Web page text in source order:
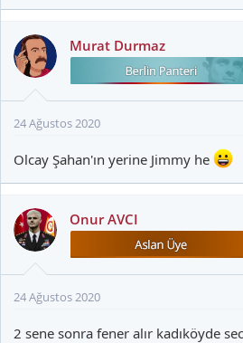
Murat Durmaz
24 Ağustos 2020
Olcay Şahan'ın yerine Jimmy he
Onur AVCI
24 Ağustos 2020
2 sene sonra fener alır kadıköyde